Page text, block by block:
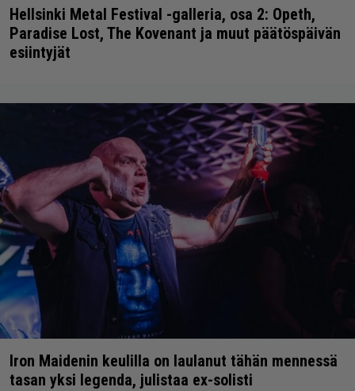
Hellsinki Metal Festival -galleria, osa 2: Opeth,
Paradise Lost, The Kovenant ja muut päätöspäivän
esiintyjät
Iron Maidenin keulilla on laulanut tähän mennessä
tasan yksi legenda, julistaa ex-solisti